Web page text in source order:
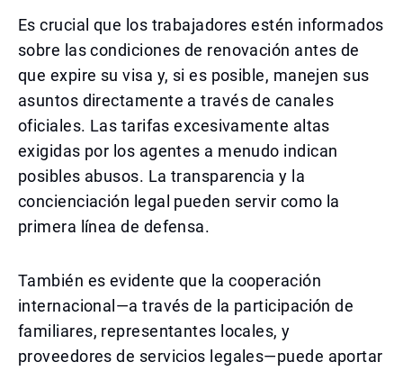
Es crucial que los trabajadores estén informados
sobre las condiciones de renovación antes de
que expire su visa y, si es posible, manejen sus
asuntos directamente a través de canales
oficiales. Las tarifas excesivamente altas
exigidas por los agentes a menudo indican
posibles abusos. La transparencia y la
concienciación legal pueden servir como la
primera línea de defensa.
También es evidente que la cooperación
internacional—a través de la participación de
familiares, representantes locales, y
proveedores de servicios legales—puede aportar